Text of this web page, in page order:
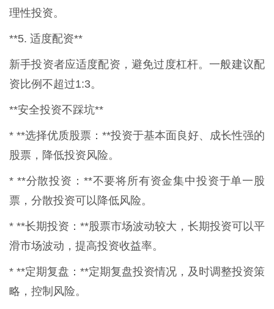
理性投资。
**5. 适度配资**
新手投资者应适度配资，避免过度杠杆。一般建议配
资比例不超过1:3。
**安全投资不踩坑**
* **选择优质股票：**投资于基本面良好、成长性强的
股票，降低投资风险。
* **分散投资：**不要将所有资金集中投资于单一股
票，分散投资可以降低风险。
* **长期投资：**股票市场波动较大，长期投资可以平
滑市场波动，提高投资收益率。
* **定期复盘：**定期复盘投资情况，及时调整投资策
略，控制风险。